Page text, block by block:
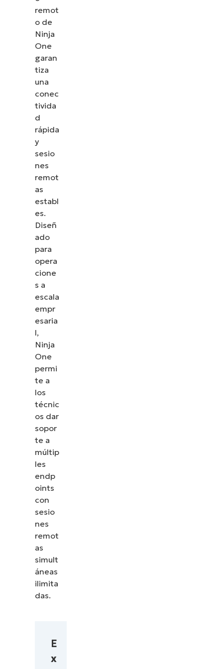
remot
o de
Ninja
One
garan
tiza
una
conec
tivida
d
rápida
y
sesio
nes
remot
as
establ
es.
Diseñ
ado
para
opera
cione
s a
escala
empr
esaria
l,
Ninja
One
permi
te a
los
técnic
os dar
sopor
te a
múltip
les
endp
oints
con
sesio
nes
remot
as
simult
áneas
ilimita
das.
E
x